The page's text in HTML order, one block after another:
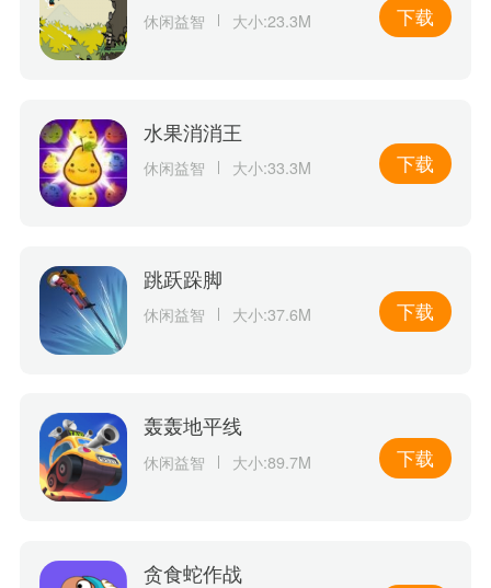
休闲益智 大小:23.3M 下载
水果消消王
休闲益智 大小:33.3M 下载
跳跃跺脚
休闲益智 大小:37.6M 下载
轰轰地平线
休闲益智 大小:89.7M 下载
贪食蛇作战